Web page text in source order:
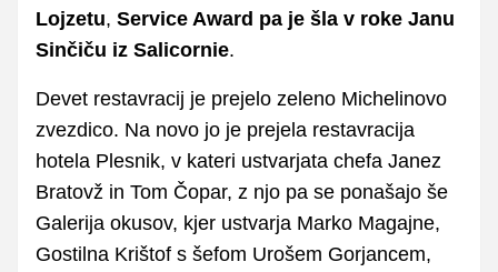
Lojzetu, Service Award pa je šla v roke Janu
Sinčiču iz Salicornie.
Devet restavracij je prejelo zeleno Michelinovo
zvezdico. Na novo jo je prejela restavracija
hotela Plesnik, v kateri ustvarjata chefa Janez
Bratovž in Tom Čopar, z njo pa se ponašajo še
Galerija okusov, kjer ustvarja Marko Magajne,
Gostilna Krištof s šefom Urošem Gorjancem,